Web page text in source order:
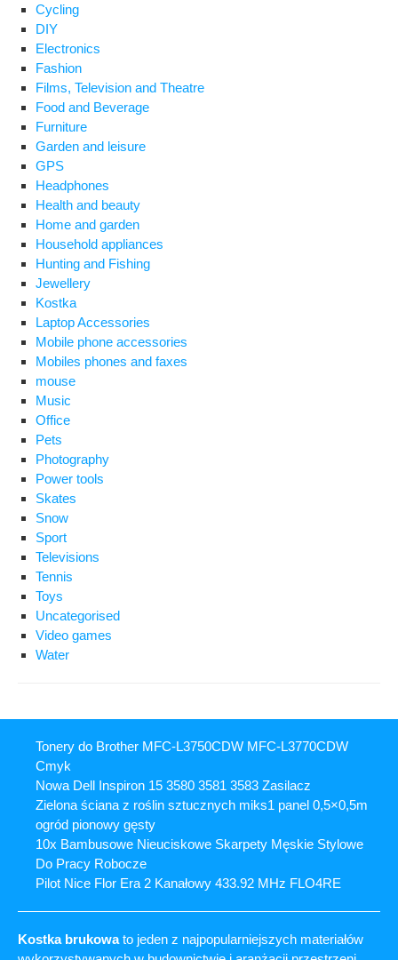
Cycling
DIY
Electronics
Fashion
Films, Television and Theatre
Food and Beverage
Furniture
Garden and leisure
GPS
Headphones
Health and beauty
Home and garden
Household appliances
Hunting and Fishing
Jewellery
Kostka
Laptop Accessories
Mobile phone accessories
Mobiles phones and faxes
mouse
Music
Office
Pets
Photography
Power tools
Skates
Snow
Sport
Televisions
Tennis
Toys
Uncategorised
Video games
Water
Tonery do Brother MFC-L3750CDW MFC-L3770CDW
Cmyk
Nowa Dell Inspiron 15 3580 3581 3583 Zasilacz
Zielona ściana z roślin sztucznych miks1 panel 0,5×0,5m
ogród pionowy gęsty
10x Bambusowe Nieuciskowe Skarpety Męskie Stylowe
Do Pracy Robocze
Pilot Nice Flor Era 2 Kanałowy 433.92 MHz FLO4RE
Kostka brukowato jeden z najpopularniejszych materiałów